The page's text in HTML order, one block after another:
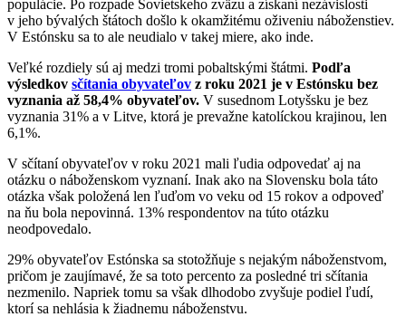
populácie. Po rozpade Sovietskeho zväzu a získaní nezávislosti
v jeho bývalých štátoch došlo k okamžitému oživeniu náboženstiev.
V Estónsku sa to ale neudialo v takej miere, ako inde.
Veľké rozdiely sú aj medzi tromi pobaltskými štátmi. Podľa
výsledkov sčítania obyvateľov z roku 2021 je v Estónsku bez
vyznania až 58,4% obyvateľov. V susednom Lotyšsku je bez
vyznania 31% a v Litve, ktorá je prevažne katolíckou krajinou, len
6,1%.
V sčítaní obyvateľov v roku 2021 mali ľudia odpovedať aj na
otázku o náboženskom vyznaní. Inak ako na Slovensku bola táto
otázka však položená len ľuďom vo veku od 15 rokov a odpoveď
na ňu bola nepovinná. 13% respondentov na túto otázku
neodpovedalo.
29% obyvateľov Estónska sa stotožňuje s nejakým náboženstvom,
pričom je zaujímavé, že sa toto percento za posledné tri sčítania
nezmenilo. Napriek tomu sa však dlhodobo zvyšuje podiel ľudí,
ktorí sa nehlásia k žiadnemu náboženstvu.